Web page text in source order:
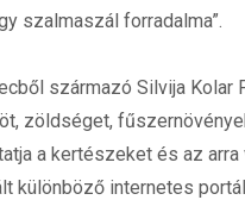
szalmaszál forradalma”.
származó Silvija
zöldséget,
a kertészeket és az
különböző internetes